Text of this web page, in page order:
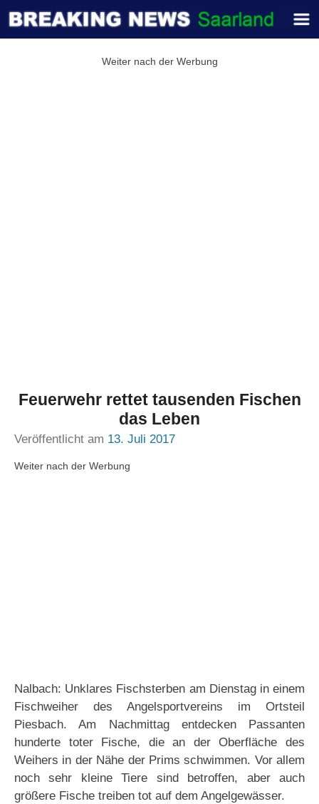
Weiter nach der Werbung
Feuerwehr rettet tausenden Fischen
das Leben
Veröffentlicht am 13. Juli 2017
Weiter nach der Werbung
Nalbach: Unklares Fischsterben am Dienstag in einem
Fischweiher des Angelsportvereins im Ortsteil
Piesbach. Am Nachmittag entdecken Passanten
hunderte toter Fische, die an der Oberfläche des
Weihers in der Nähe der Prims schwimmen. Vor allem
noch sehr kleine Tiere sind betroffen, aber auch
größere Fische treiben tot auf dem Angelgewässer.